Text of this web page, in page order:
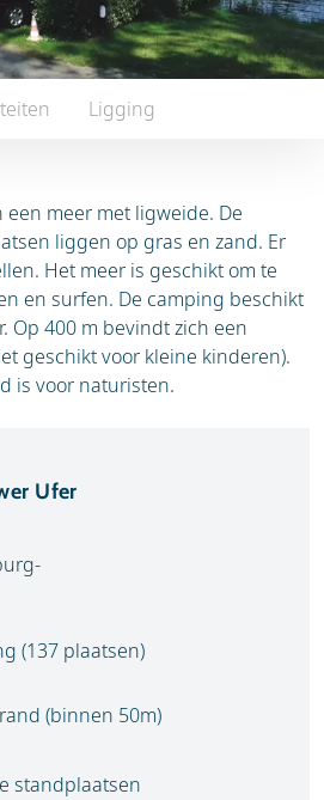
Ligging
meer met ligweide. De
liggen op gras en zand. Er
Het meer is geschikt om te
en surfen. De camping beschikt
Op 400 m bevindt zich een
geschikt voor kleine kinderen).
is voor naturisten.
Ufer
(137 plaatsen)
(binnen 50m)
standplaatsen